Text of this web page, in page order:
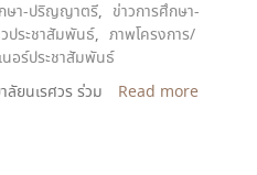
ษา-ปริญญาตรี, ข่าวการศึกษา-
ประชาสัมพันธ์, ภาพโครงการ/
นอร์ประชาสัมพันธ์
ยนเรศวร ร่วม
Read more